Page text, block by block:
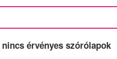
érvényes szórólapok